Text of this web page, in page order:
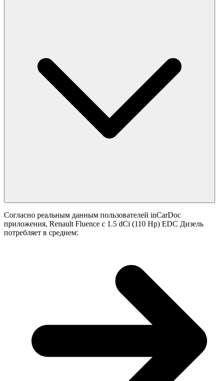
Согласно реальным данным пользователей inCarDoc
приложения, Renault Fluence с 1.5 dCi (110 Hp) EDC Дизель
потребляет в среднем: